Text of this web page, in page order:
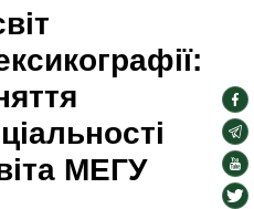
МЕГУ